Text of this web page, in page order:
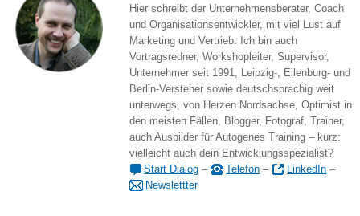
Hier schreibt der Unternehmensberater, Coach
und Organisationsentwickler, mit viel Lust auf
Marketing und Vertrieb. Ich bin auch
Vortragsredner, Workshopleiter, Supervisor,
Unternehmer seit 1991, Leipzig-, Eilenburg- und
Berlin-Versteher sowie deutschsprachig weit
unterwegs, von Herzen Nordsachse, Optimist in
den meisten Fällen, Blogger, Fotograf, Trainer,
auch Ausbilder für Autogenes Training – kurz:
vielleicht auch dein Entwicklungsspezialist?
Start Dialog – Telefon – LinkedIn –
Newslettter